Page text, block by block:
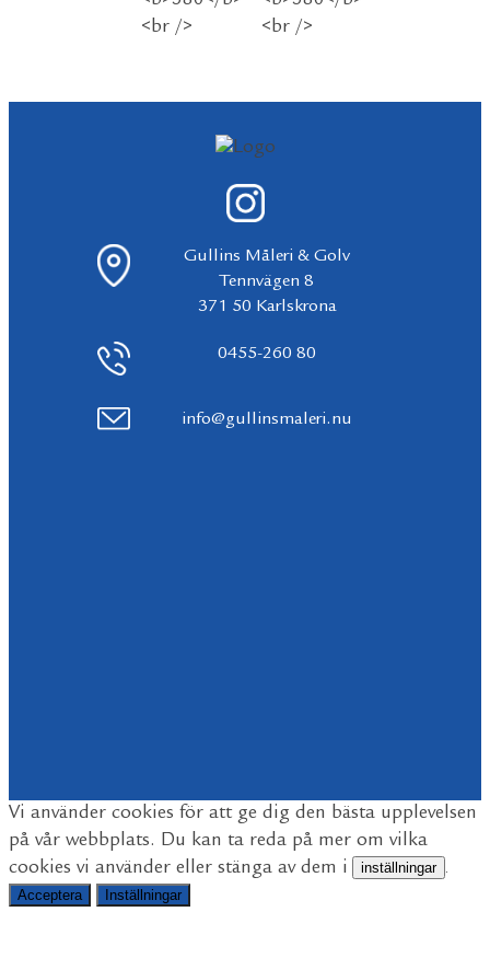
Gullins Måleri & Golv
Tennvägen 8
371 50 Karlskrona
0455-260 80
info@gullinsmaleri.nu
Vi använder cookies för att ge dig den bästa upplevelsen
på vår webbplats. Du kan ta reda på mer om vilka
cookies vi använder eller stänga av dem i
inställningar .
Acceptera Inställningar